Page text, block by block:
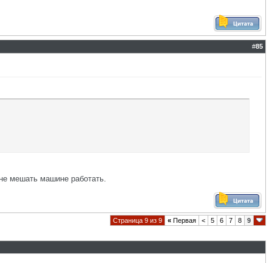
#85
мешать машине работать.
Страница 9 из 9 « Первая < 5 6 7 8 9